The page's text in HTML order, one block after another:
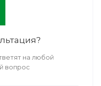
на любой
вопрос